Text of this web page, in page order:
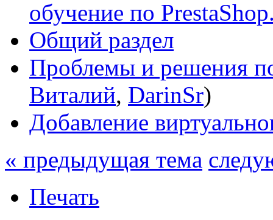
обучение по
Общий раздел
Проблемы и решения
Виталий, DarinSr)
Добавление
« предыдущая тема
Печать